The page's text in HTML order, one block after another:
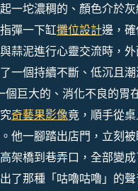
一坨濃稠的、顏色介於
彈一下缸攤位設計邊，
蒜泥進行心靈交流時，
一個持續不斷、低沉且
巨大的、消化不良的胃
奇藝果影像竟，順手從
他一腳踏出店門，立刻
架橋到巷弄口，全部變
了那種「咕嚕咕嚕」的